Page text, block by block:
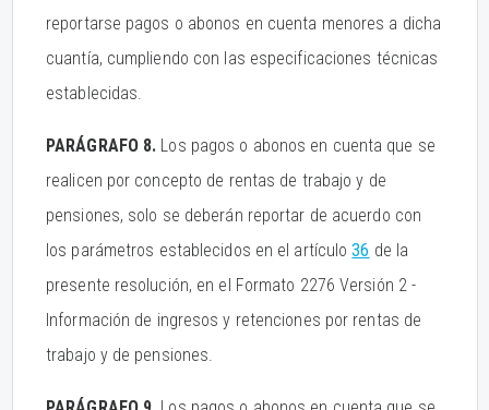
reportarse pagos o abonos en cuenta menores a dicha
cuantía, cumpliendo con las especificaciones técnicas
establecidas.
PARÁGRAFO 8. Los pagos o abonos en cuenta que se
realicen por concepto de rentas de trabajo y de
pensiones, solo se deberán reportar de acuerdo con
los parámetros establecidos en el artículo36 de la
presente resolución, en el Formato 2276 Versión 2 -
Información de ingresos y retenciones por rentas de
trabajo y de pensiones.